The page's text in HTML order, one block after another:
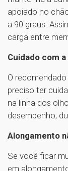
apoiado no
a 90 graus.
carga entre
Cuidado com
O
preciso ter
na linha dos
desempenho,
Alongamento
Se você ficar
em